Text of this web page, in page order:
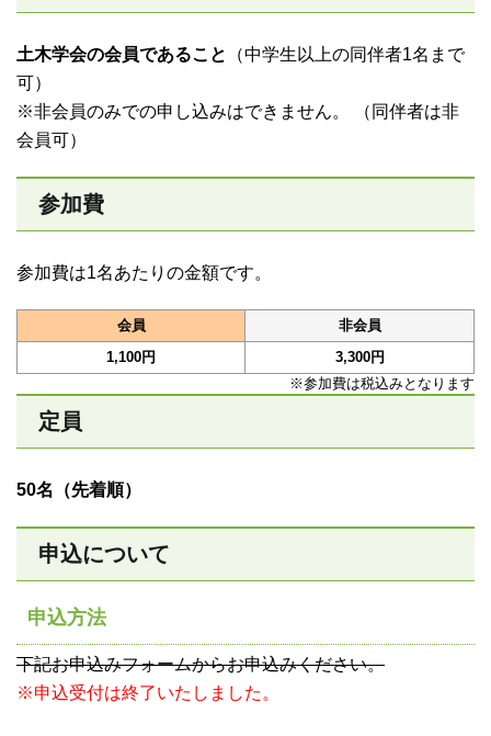
土木学会の会員であること
（中学生以上の同伴者1名まで
可）
※非会員のみでの申し込みはできません。 （同伴者は非
会員可）
参加費
参加費は1名あたりの金額です。
会員
非会員
1,100円
3,300円
※参加費は税込みとなります
定員
50名（先着順）
申込について
申込方法
下記お申込みフォームからお申込みください。
※申込受付は終了いたしました。